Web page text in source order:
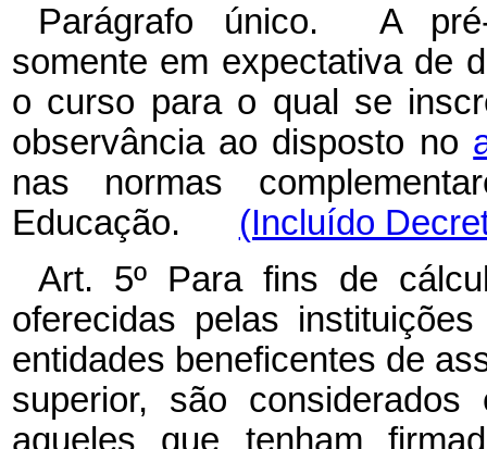
Parágrafo único. A
somente em expectativa de
o curso para o qual se
observância ao disposto no
nas normas
Educação. (Incluído
Art. 5º Para fins de
oferecidas pelas
entidades beneficentes de
superior, são considerados
aqueles que tenham